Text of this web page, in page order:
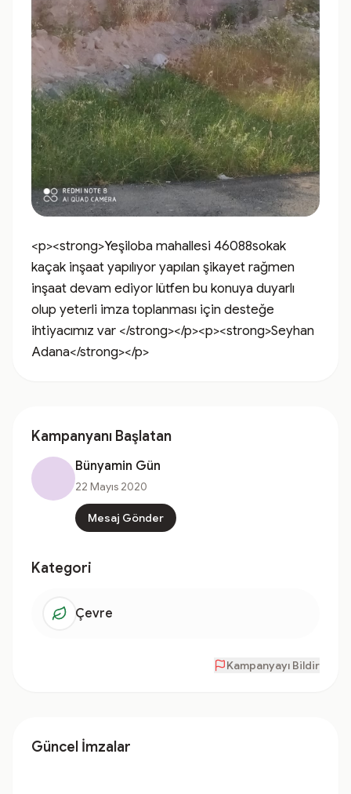
<p><strong>Yeşiloba mahallesi 46088sokak
kaçak inşaat yapılıyor yapılan şikayet rağmen
inşaat devam ediyor lütfen bu konuya duyarlı
olup yeterli imza toplanması için desteğe
ihtiyacımız var </strong></p><p><strong>Seyhan
Adana</strong></p>
Kampanyanı Başlatan
Bünyamin Gün
22 Mayıs 2020
Mesaj Gönder
Kategori
Çevre
Kampanyayı Bildir
Güncel İmzalar